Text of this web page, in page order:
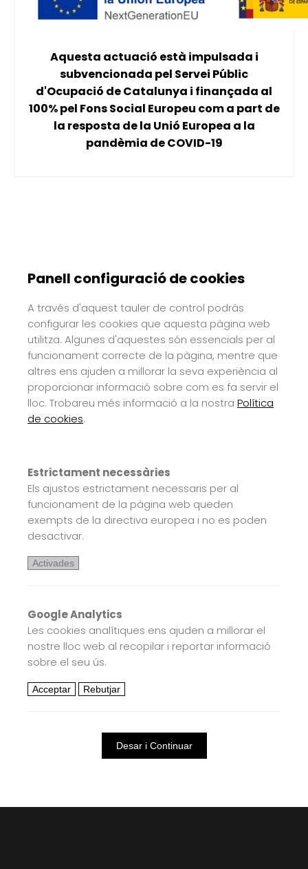
Aquesta actuació està impulsada i
subvencionada pel Servei Públic
d'Ocupació de Catalunya i finançada al
100% pel Fons Social Europeu com a part de
la resposta de la Unió Europea a la
pandèmia de COVID-19
Panell configuració de cookies
A través d'aquest tauler de control podràs
configurar les cookies que aquesta pàgina web
utilitza. Algunes d'aquestes són essencials per al
funcionament correcte de la pàgina, mentre que
altres ens ajuden a millorar la seva experiència al
proporcionar informació sobre com es fa servir el
lloc. Trobareu més informació a la nostra Política
de cookies.
Estrictament necessàries
Els ajustos estrictament necessaris per al
funcionament de la pàgina web queden
exempts de la directiva europea i no es poden
desactivar.
Activades
Google Analytics
Les cookies analítiques ens ajuden a millorar el
nostre lloc web al recopilar i reportar informació
sobre el seu ús.
Acceptar Rebutjar
Desar i Continuar